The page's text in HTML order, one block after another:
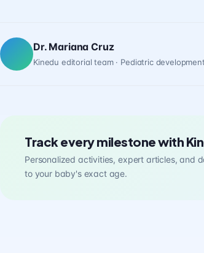
Dr. Mariana Cruz
Kinedu editorial team · Pediatric development
Track every milestone with
Personalized activities, expert articles, and
to your baby's exact age.